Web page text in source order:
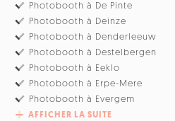
Photobooth à De Pinte
Photobooth à Deinze
Photobooth à Denderleeuw
Photobooth à Destelbergen
Photobooth à Eeklo
Photobooth à Erpe-Mere
Photobooth à Evergem
AFFICHER LA SUITE